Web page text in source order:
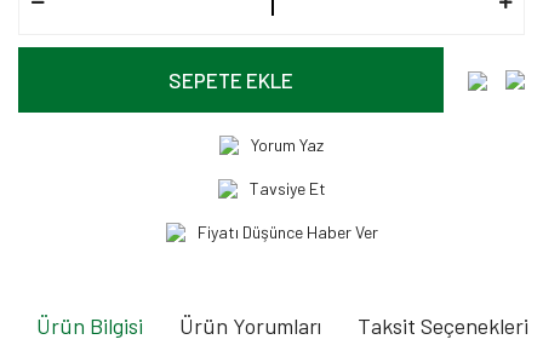
SEPETE EKLE
Yorum Yaz
Tavsiye Et
Fiyatı Düşünce Haber Ver
Ürün Bilgisi Ürün Yorumları Taksit Seçenekleri